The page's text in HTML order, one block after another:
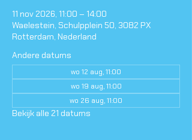
11 nov 2026, 11:00 – 14:00
Waelestein, Schulpplein 50, 3082 PX
Rotterdam, Nederland
Andere datums
wo 12 aug, 11:00
wo 19 aug, 11:00
wo 26 aug, 11:00
Bekijk alle 21 datums